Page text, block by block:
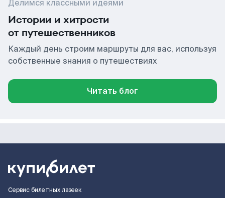
Делимся классными идеями
Истории и хитрости
от путешественников
Каждый день строим маршруты для вас, используя
собственные знания о путешествиях
Читать блог
Сервис билетных лазеек